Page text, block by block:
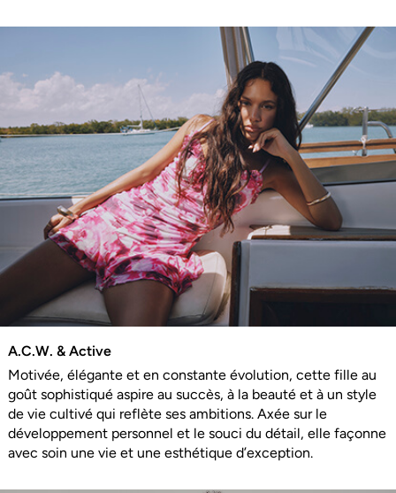
A.C.W. & Active
Motivée, élégante et en constante évolution, cette fille au
goût sophistiqué aspire au succès, à la beauté et à un style
de vie cultivé qui reflète ses ambitions. Axée sur le
développement personnel et le souci du détail, elle façonne
avec soin une vie et une esthétique d’exception.